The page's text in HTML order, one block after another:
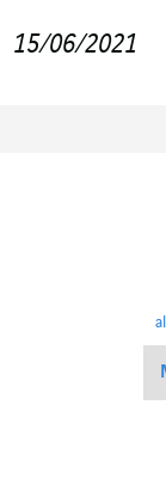
15/06/2021